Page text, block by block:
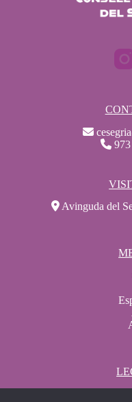
Avinguda del